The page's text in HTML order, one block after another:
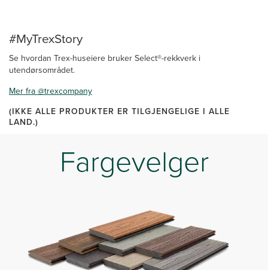
#MyTrexStory
Se hvordan Trex-huseiere bruker Select®-rekkverk i
utendørsområdet.
Mer fra @trexcompany
(IKKE ALLE PRODUKTER ER TILGJENGELIGE I ALLE
LAND.)
Fargevelger